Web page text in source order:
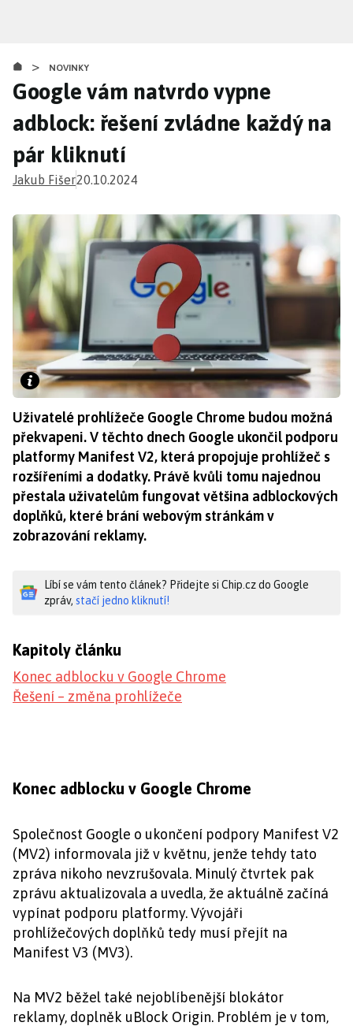
obsahu
> NOVINKY
Google vám natvrdo vypne
adblock: řešení zvládne každý na
pár kliknutí
Jakub Fišer20.10.2024
Uživatelé prohlížeče Google Chrome budou možná
překvapeni. V těchto dnech Google ukončil podporu
platformy Manifest V2, která propojuje prohlížeč s
rozšířeními a dodatky. Právě kvůli tomu najednou
přestala uživatelům fungovat většina adblockových
doplňků, které brání webovým stránkám v
zobrazování reklamy.
Líbí se vám tento článek? Přidejte si Chip.cz do Google
zpráv, stačí jedno kliknutí!
Kapitoly článku
Konec adblocku v Google Chrome
Řešení – změna prohlížeče
Konec adblocku v Google Chrome
Společnost Google o ukončení podpory Manifest V2
(MV2) informovala již v květnu, jenže tehdy tato
zpráva nikoho nevzrušovala. Minulý čtvrtek pak
zprávu aktualizovala a uvedla, že aktuálně začíná
vypínat podporu platformy. Vývojáři
prohlížečových doplňků tedy musí přejít na
Manifest V3 (MV3).
Na MV2 běžel také nejoblíbenější blokátor
reklamy, doplněk uBlock Origin. Problém je v tom,